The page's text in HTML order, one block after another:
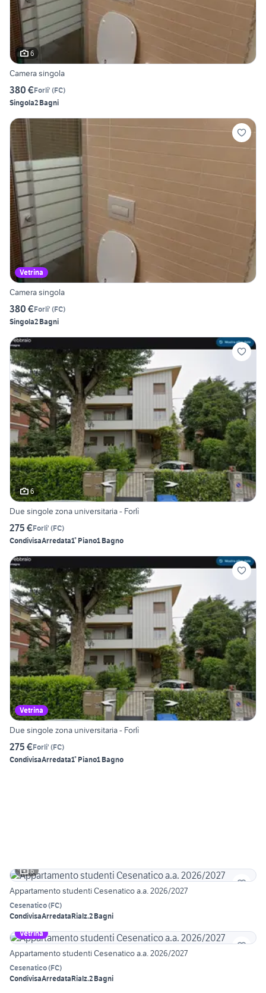
6
Camera singola
380 €Forli' (FC)
Singola2 Bagni
Vetrina
Camera singola
380 €Forli' (FC)
Singola2 Bagni
6
Due singole zona universitaria - Forlì
275 €Forli' (FC)
CondivisaArredata1° Piano1 Bagno
Vetrina
Due singole zona universitaria - Forlì
275 €Forli' (FC)
CondivisaArredata1° Piano1 Bagno
6
Appartamento studenti Cesenatico a.a. 2026/2027
Cesenatico(FC)
CondivisaArredataRialz.2 Bagni
Vetrina
Appartamento studenti Cesenatico a.a. 2026/2027
Cesenatico(FC)
CondivisaArredataRialz.2 Bagni